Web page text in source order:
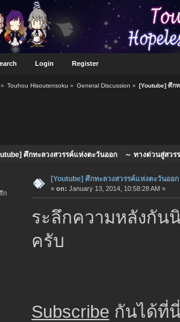
Login Register
Touhou Hisoutensoku » General Discussion » [Youtube] ศึก
ศึกทะลวงสวรรค์แห่งตะวันออก ～ ทางด่วนสู่สวร
ก
[Youtube] ศึกทะลวงสวรรค์แห่งตะวันอ
« on: January 13, 2014, 10:58:28 AM »
ระลึกความหลังกัน
ครับ
Subscribe กันได้ที่